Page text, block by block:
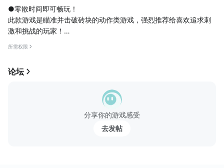
●零散时间即可畅玩！
此款游戏是瞄准并击破砖块的动作类游戏，强烈推荐给喜欢追求刺
激和挑战的玩家！
所需权限
论坛
分享你的游戏感受
去发帖